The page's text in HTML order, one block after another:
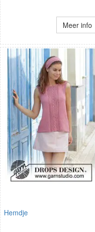
Meer info
Hemdje